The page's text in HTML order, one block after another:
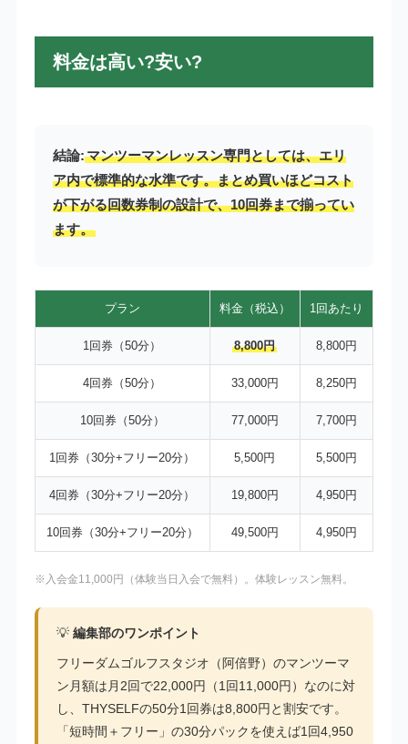
料金は高い?安い?
結論:マンツーマンレッスン専門としては、エリ
ア内で標準的な水準です。まとめ買いほどコスト
が下がる回数券制の設計で、10回券まで揃ってい
ます。
プラン 料金（税込） 1回あたり
1回券（50分） 8,800円 8,800円
4回券（50分） 33,000円 8,250円
10回券（50分） 77,000円 7,700円
1回券（30分+フリー20分） 5,500円 5,500円
4回券（30分+フリー20分） 19,800円 4,950円
10回券（30分+フリー20分） 49,500円 4,950円
※入会金11,000円（体験当日入会で無料）。体験レッスン無料。
💡 編集部のワンポイント
フリーダムゴルフスタジオ（阿倍野）のマンツーマ
ン月額は月2回で22,000円（1回11,000円）なのに対
し、THYSELFの50分1回券は8,800円と割安です。
「短時間＋フリー」の30分パックを使えば1回4,950